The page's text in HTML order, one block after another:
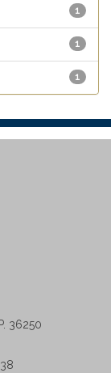
1
1
1
36250